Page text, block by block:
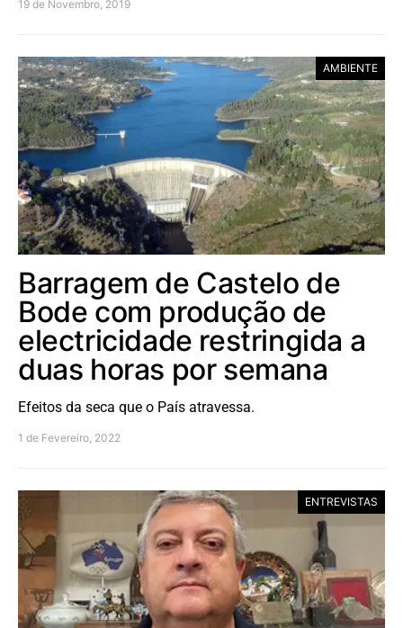
19 de Novembro, 2019
AMBIENTE
Barragem de Castelo de
Bode com produção de
electricidade restringida a
duas horas por semana
Efeitos da seca que o País atravessa.
1 de Fevereiro, 2022
ENTREVISTAS